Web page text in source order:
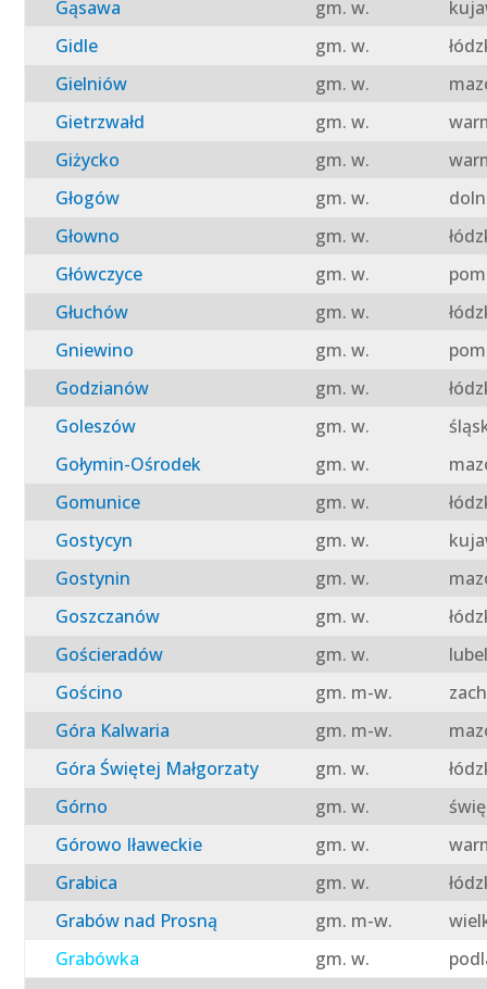
Gąsawa
gm. w.
Gidle
gm. w.
Gielniów
gm. w.
Gietrzwałd
gm. w.
Giżycko
gm. w.
Głogów
gm. w.
Głowno
gm. w.
Główczyce
gm. w.
Głuchów
gm. w.
Gniewino
gm. w.
Godzianów
gm. w.
Goleszów
gm. w.
Gołymin-Ośrodek
gm. w.
Gomunice
gm. w.
Gostycyn
gm. w.
Gostynin
gm. w.
Goszczanów
gm. w.
Gościeradów
gm. w.
Gościno
gm. m-w.
Góra Kalwaria
gm. m-w.
Góra Świętej Małgorzaty
gm. w.
Górno
gm. w.
Górowo Iławeckie
gm. w.
Grabica
gm. w.
Grabów nad Prosną
gm. m-w.
Grabówka
gm. w.